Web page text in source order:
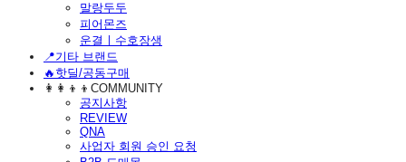
말랑두두
피어몬즈
운결ㅣ수호장생
📍기타 브랜드
🔥핫딜/공동구매
👩‍👩‍👦‍👦COMMUNITY
공지사항
REVIEW
QNA
사업자 회원 승인 요청